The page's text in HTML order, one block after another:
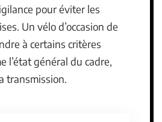
pour éviter les
Un vélo d’occasion de
à certains critères
l’état général du cadre,
transmission.